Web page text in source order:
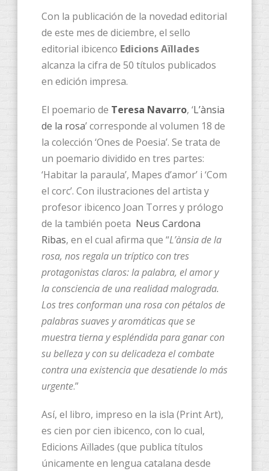
Con la publicación de la novedad editorial
de este mes de diciembre, el sello
editorial ibicenco Edicions Aïllades
alcanza la cifra de 50 títulos publicados
en edición impresa.
El poemario de Teresa Navarro, ‘L’ànsia
de la rosa’ corresponde al volumen 18 de
la colección ‘Ones de Poesia’. Se trata de
un poemario dividido en tres partes:
‘Habitar la paraula’, Mapes d’amor’ i ‘Com
el corc’. Con ilustraciones del artista y
profesor ibicenco Joan Torres y prólogo
de la también poeta Neus Cardona
Ribas, en el cual afirma que “L’ànsia de la
rosa, nos regala un tríptico con tres
protagonistas claros: la palabra, el amor y
la consciencia de una realidad malograda.
Los tres conforman una rosa con pétalos de
palabras suaves y aromáticas que se
muestra tierna y espléndida para ganar con
su belleza y con su delicadeza el combate
contra una existencia que desatiende lo más
urgente.”
Así, el libro, impreso en la isla (Print Art),
es cien por cien ibicenco, con lo cual,
Edicions Aïllades (que publica títulos
únicamente en lengua catalana desde